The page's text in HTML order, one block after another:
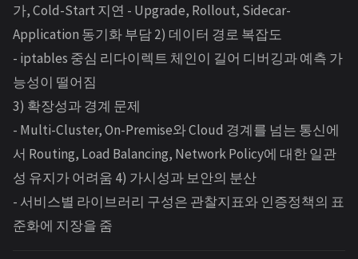
가, Cold-Start 지연 - Upgrade, Rollout, Sidecar-
Application 동기화 부담 2) 데이터 경로 복잡도
- iptables 중심 리다이렉트 체인이 길어 디버깅과 예측 가
능성이 떨어짐
3) 확장성과 경계 문제
- Multi-Cluster, On-Premise와 Cloud 경계를 넘는 통신에
서 Routing, Load Balancing, Network Policy에 대한 일관
성 유지가 어려움 4) 가시성과 보안의 분산
- 서비스별 라이브러리 구성은 관찰지표와 인증정책의 표
준화에 지장을 줌